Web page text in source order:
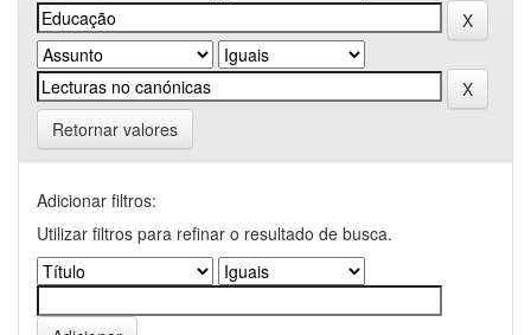
Retornar valores
Adicionar filtros:
Utilizar filtros para refinar o resultado de busca.